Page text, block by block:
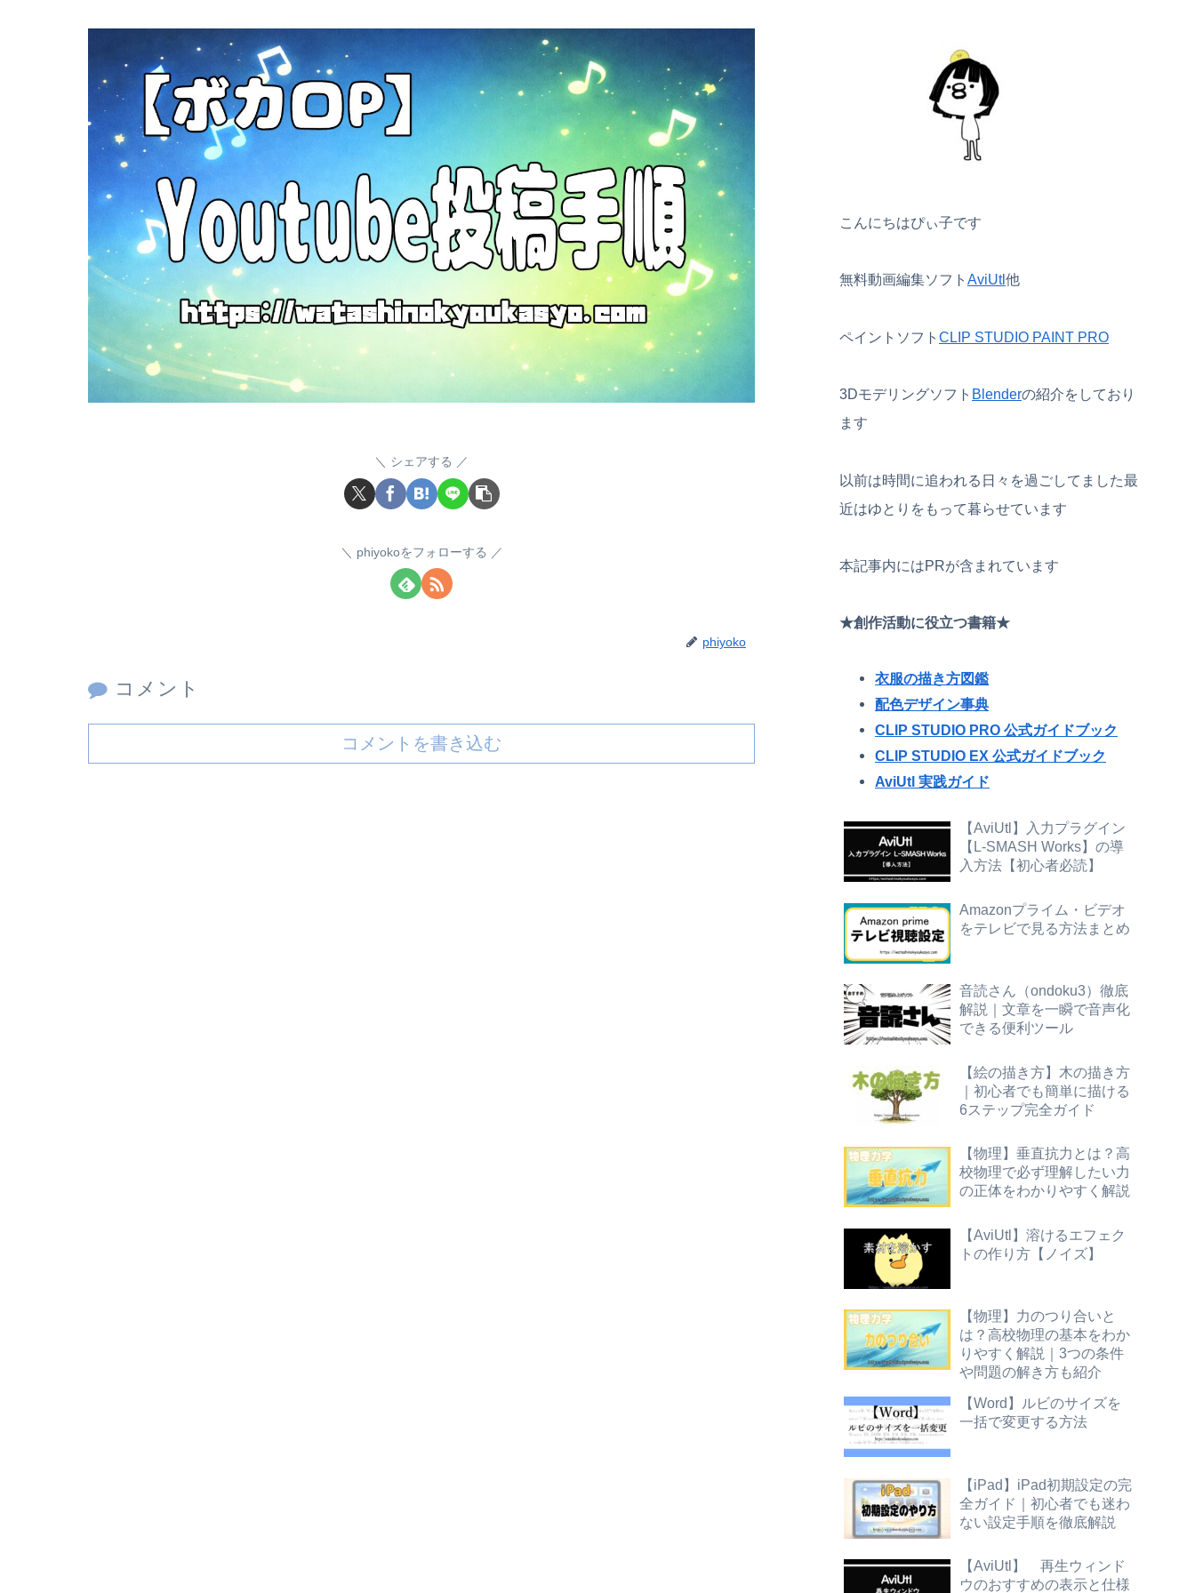
シェアする
phiyokoをフォローする
phiyoko
コメント
コメントを書き込む
こんにちはぴぃ子です
無料動画編集ソフト AviUtl他
ペイントソフト CLIP STUDIO PAINT PRO
3Dモデリングソフト Blenderの紹介をしており
ます
以前は時間に追われる日々を過ごしてました最
近はゆとりをもって暮らせています
本記事内にはPRが含まれています
★創作活動に役立つ書籍★
衣服の描き方図鑑
配色デザイン事典
CLIP STUDIO PRO 公式ガイドブック
CLIP STUDIO EX 公式ガイドブック
AviUtl 実践ガイド
【AviUtl】入力プラグイン
【L-SMASH Works】の導
入方法【初心者必読】
Amazonプライム・ビデオ
をテレビで見る方法まとめ
音読さん（ondoku3）徹底
解説｜文章を一瞬で音声化
できる便利ツール
【絵の描き方】木の描き方
｜初心者でも簡単に描ける
6ステップ完全ガイド
【物理】垂直抗力とは？高
校物理で必ず理解したい力
の正体をわかりやすく解説
【AviUtl】溶けるエフェク
トの作り方【ノイズ】
【物理】力のつり合いと
は？高校物理の基本をわか
りやすく解説｜3つの条件
や問題の解き方も紹介
【Word】ルビのサイズを
一括で変更する方法
【iPad】iPad初期設定の完
全ガイド｜初心者でも迷わ
ない設定手順を徹底解説
【AviUtl】 再生ウィンド
ウのおすすめの表示と仕様